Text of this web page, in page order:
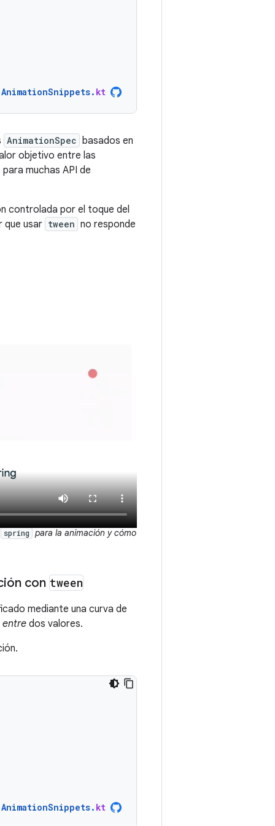
AnimationSnippets. kt
AnimationSpec basados en
objetivo entre las
muchas API de
controlada por el toque del
que usar tween no responde
spring para la animación y cómo
con tween
mediante una curva de
entre dos valores.
AnimationSnippets. kt